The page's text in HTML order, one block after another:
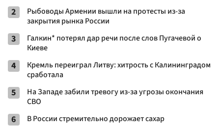
2
Рыбоводы Армении вышли на протесты из-за
закрытия рынка России
3
Галкин* потерял дар речи после слов Пугачевой о
Киеве
4
Кремль переиграл Литву: хитрость с Калининградом
сработала
5
На Западе забили тревогу из-за угрозы окончания
СВО
6 В России стремительно дорожает сахар